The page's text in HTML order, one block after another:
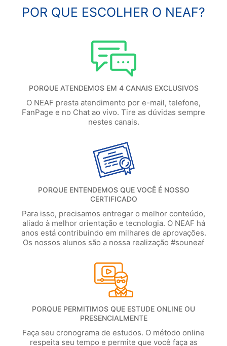
POR QUE ESCOLHER O NEAF?
PORQUE ATENDEMOS EM 4 CANAIS EXCLUSIVOS
O NEAF presta atendimento por e-mail, telefone,
FanPage e no Chat ao vivo. Tire as dúvidas sempre
nestes canais.
PORQUE ENTENDEMOS QUE VOCÊ É NOSSO
CERTIFICADO
Para isso, precisamos entregar o melhor conteúdo,
aliado à melhor orientação e tecnologia. O NEAF há
anos está contribuindo em milhares de aprovações.
Os nossos alunos são a nossa realização #souneaf
PORQUE PERMITIMOS QUE ESTUDE ONLINE OU
PRESENCIALMENTE
Faça seu cronograma de estudos. O método online
respeita seu tempo e permite que você faça as